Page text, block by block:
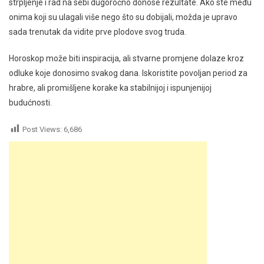
strpljenje i rad na sebi dugoročno donose rezultate. Ako ste među
onima koji su ulagali više nego što su dobijali, možda je upravo
sada trenutak da vidite prve plodove svog truda.
Horoskop može biti inspiracija, ali stvarne promjene dolaze kroz
odluke koje donosimo svakog dana. Iskoristite povoljan period za
hrabre, ali promišljene korake ka stabilnijoj i ispunjenijoj
budućnosti.
Post Views: 6,686